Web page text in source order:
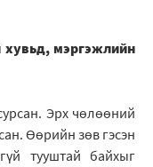
хувьд, мэргэжлийн
Эрх чөлөөний
Өөрийн зөв гэсэн
тууштай байхыг